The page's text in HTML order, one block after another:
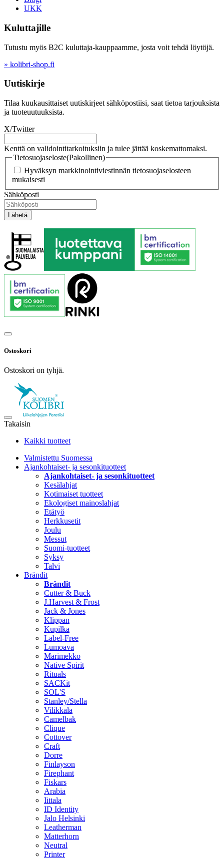
UKK
Kuluttajille
Tutustu myös B2C kuluttaja-kauppaamme, josta voit tehdä löytöjä.
» kolibri-shop.fi
Uutiskirje
Tilaa kuukausittaiset uutiskirjeet sähköpostiisi, saat tietoa tarjouksista
ja tuoteuutuuksista.
X/Twitter
Kenttä on validointitarkoituksiin ja tulee jättää koskemattomaksi.
Tietosuojaseloste(Pakollinen)
Hyväksyn markkinointiviestinnän tietosuojaselosteen
mukaisesti
Sähköposti
Ostoskori
Ostoskori on tyhjä.
Takaisin
Kaikki tuotteet
Valmistettu Suomessa
Ajankohtaiset- ja sesonkituotteet
Ajankohtaiset- ja sesonkituotteet
Kesälahjat
Kotimaiset tuotteet
Ekologiset mainoslahjat
Etätyö
Herkkusetit
Joulu
Messut
Suomi-tuotteet
Syksy
Talvi
Brändit
Brändit
Cutter & Buck
J.Harvest & Frost
Jack & Jones
Klippan
Kupilka
Label-Free
Lumoava
Marimekko
Native Spirit
Rituals
SACKit
SOL'S
Stanley/Stella
Vilikkala
Camelbak
Clique
Cottover
Craft
Dorre
Finlayson
Firephant
Fiskars
Arabia
Iittala
ID Identity
Jalo Helsinki
Leatherman
Matterhorn
Neutral
Printer